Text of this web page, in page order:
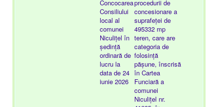
Concocarea
Consiliului
local al
comunei
Niculițel în
ședință
ordinară de
lucru la
data de 24
iunie 2026
procedurii de
concesionare a
suprafeței de
495332 mp
teren, care are
categoria de
folosință
pășune, înscrisă
în Cartea
Funciară a
comunei
Niculițel nr.